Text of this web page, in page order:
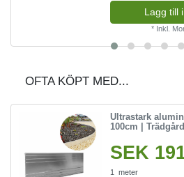
Lagg till
* Inkl.
OFTA KÖPT MED...
Ultrastark
100cm |
SEK
1 meter